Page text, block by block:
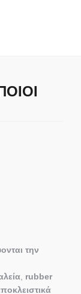
την
rubber